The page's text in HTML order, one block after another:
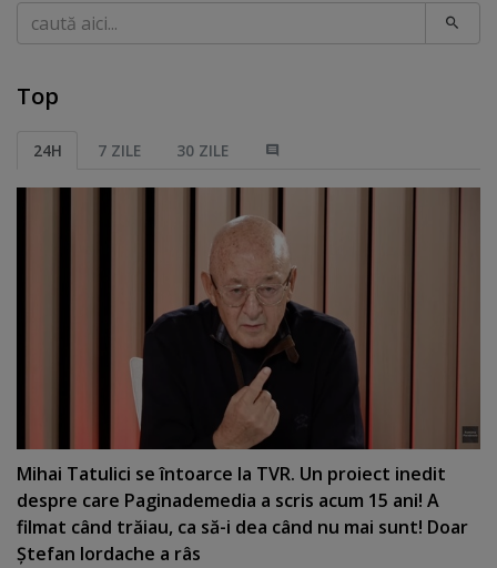
Caută
Top
24H 7 ZILE 30 ZILE
Mihai Tatulici se întoarce la TVR. Un proiect inedit
despre care Paginademedia a scris acum 15 ani! A
filmat când trăiau, ca să-i dea când nu mai sunt! Doar
Ştefan Iordache a râs